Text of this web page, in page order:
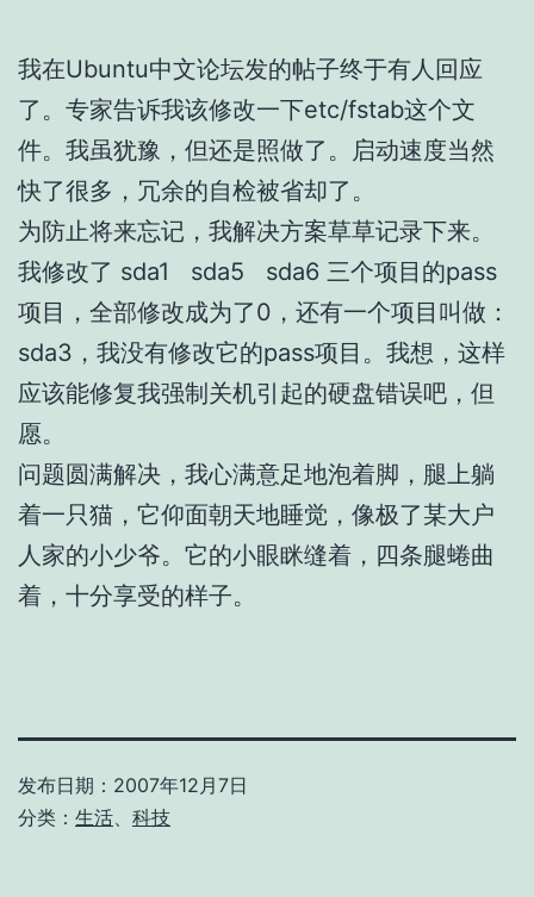
我在Ubuntu中文论坛发的帖子终于有人回应
了。专家告诉我该修改一下etc/fstab这个文
件。我虽犹豫，但还是照做了。启动速度当然
快了很多，冗余的自检被省却了。
为防止将来忘记，我解决方案草草记录下来。
我修改了 sda1 sda5 sda6 三个项目的pass
项目，全部修改成为了0，还有一个项目叫做：
sda3，我没有修改它的pass项目。我想，这样
应该能修复我强制关机引起的硬盘错误吧，但
愿。
问题圆满解决，我心满意足地泡着脚，腿上躺
着一只猫，它仰面朝天地睡觉，像极了某大户
人家的小少爷。它的小眼眯缝着，四条腿蜷曲
着，十分享受的样子。
发布日期： 2007年12月7日
分类： 生活 科技